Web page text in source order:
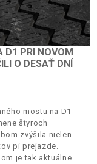
D1 PRI NOVOM
O DESAŤ DNÍ
mostu na D1
štyroch
zvýšila nielen
pi prejazde.
je tak aktuálne